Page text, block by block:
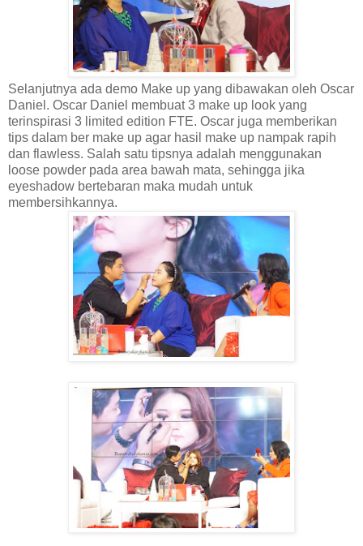
Selanjutnya ada demo Make up yang dibawakan oleh Oscar
Daniel. Oscar Daniel membuat 3 make up look yang
terinspirasi 3 limited edition FTE. Oscar juga memberikan
tips dalam ber make up agar hasil make up nampak rapih
dan flawless. Salah satu tipsnya adalah menggunakan
loose powder pada area bawah mata, sehingga jika
eyeshadow bertebaran maka mudah untuk
membersihkannya.